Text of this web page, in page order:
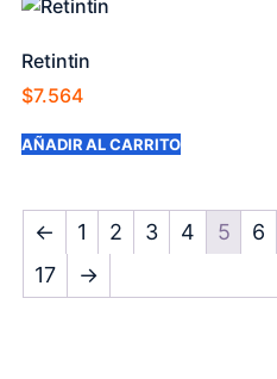
Retintin
$7.564
AÑADIR AL CARRITO
← 1 2 3 4 5 6
17
→